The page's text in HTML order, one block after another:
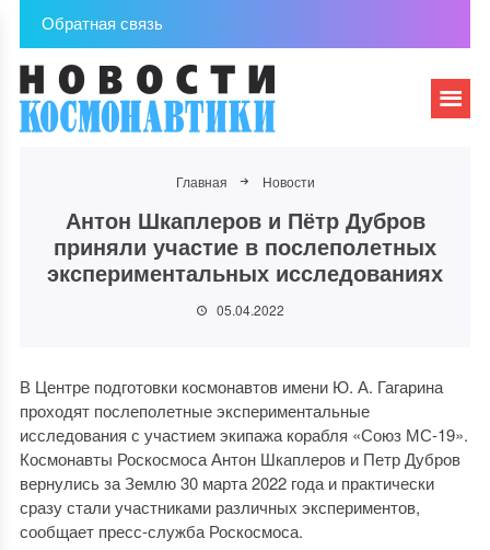
Обратная связь
Главная Новости
Антон Шкаплеров и Пётр Дубров
приняли участие в послеполетных
экспериментальных исследованиях
05.04.2022
В Центре подготовки космонавтов имени Ю. А. Гагарина
проходят послеполетные экспериментальные
исследования с участием экипажа корабля «Союз МС-19».
Космонавты Роскосмоса Антон Шкаплеров и Петр Дубров
вернулись за Землю 30 марта 2022 года и практически
сразу стали участниками различных экспериментов,
сообщает пресс-служба Роскосмоса.